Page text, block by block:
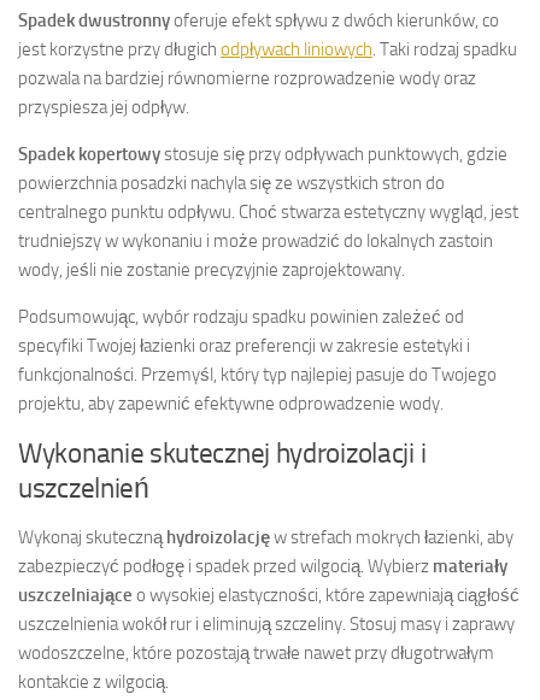
Spadek dwustronnyoferuje efekt spływu z dwóch kierunków, co
jest korzystne przy długich odpływach liniowych . Taki rodzaj spadku
pozwala na bardziej równomierne rozprowadzenie wody oraz
przyspiesza jej odpływ.
Spadek kopertowystosuje się przy odpływach punktowych, gdzie
powierzchnia posadzki nachyla się ze wszystkich stron do
centralnego punktu odpływu. Choć stwarza estetyczny wygląd, jest
trudniejszy w wykonaniu i może prowadzić do lokalnych zastoin
wody, jeśli nie zostanie precyzyjnie zaprojektowany.
Podsumowując, wybór rodzaju spadku powinien zależeć od
specyfiki Twojej łazienki oraz preferencji w zakresie estetyki i
funkcjonalności. Przemyśl, który typ najlepiej pasuje do Twojego
projektu, aby zapewnić efektywne odprowadzenie wody.
Wykonanie skutecznej hydroizolacji i
uszczelnień
Wykonaj skuteczną hydroizolacjęw strefach mokrych łazienki, aby
zabezpieczyć podłogę i spadek przed wilgocią. Wybierz materiały
uszczelniające o wysokiej elastyczności, które zapewniają ciągłość
uszczelnienia wokół rur i eliminują szczeliny. Stosuj masy i zaprawy
wodoszczelne, które pozostają trwałe nawet przy długotrwałym
kontakcie z wilgocią.